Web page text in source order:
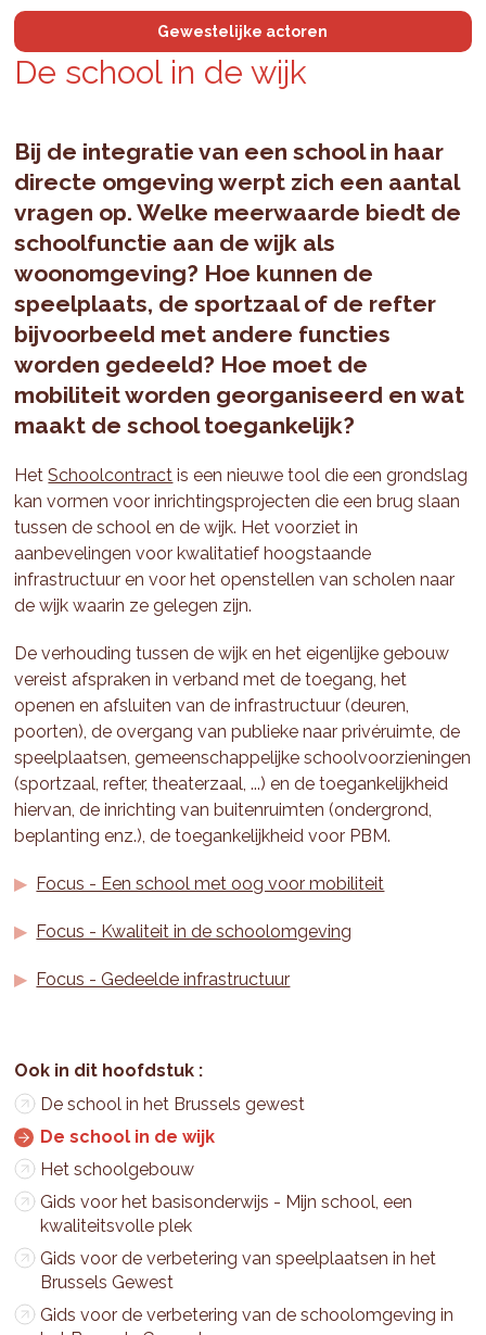
Gewestelijke actoren
De school in de wijk
Bij de integratie van een school in haar
directe omgeving werpt zich een aantal
vragen op. Welke meerwaarde biedt de
schoolfunctie aan de wijk als
woonomgeving? Hoe kunnen de
speelplaats, de sportzaal of de refter
bijvoorbeeld met andere functies
worden gedeeld? Hoe moet de
mobiliteit worden georganiseerd en wat
maakt de school toegankelijk?
HetSchoolcontract is een nieuwe tool die een grondslag
kan vormen voor inrichtingsprojecten die een brug slaan
tussen de school en de wijk. Het voorziet in
aanbevelingen voor kwalitatief hoogstaande
infrastructuur en voor het openstellen van scholen naar
de wijk waarin ze gelegen zijn.
De verhouding tussen de wijk en het eigenlijke gebouw
vereist afspraken in verband met de toegang, het
openen en afsluiten van de infrastructuur (deuren,
poorten), de overgang van publieke naar privéruimte, de
speelplaatsen, gemeenschappelijke schoolvoorzieningen
(sportzaal, refter, theaterzaal, ...) en de toegankelijkheid
hiervan, de inrichting van buitenruimten (ondergrond,
beplanting enz.), de toegankelijkheid voor PBM.
Focus - Een school met oog voor mobiliteit
Focus - Kwaliteit in de schoolomgeving
Focus - Gedeelde infrastructuur
De school in het Brussels gewest
De school in de wijk
Het schoolgebouw
Gids voor het basisonderwijs - Mijn school, een
kwaliteitsvolle plek
Gids voor de verbetering van speelplaatsen in het
Brussels Gewest
Gids voor de verbetering van de schoolomgeving in